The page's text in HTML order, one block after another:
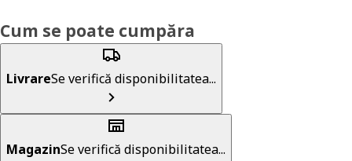
Cum se poate cumpăra
LivrareSe verifică disponibilitatea...
MagazinSe verifică disponibilitatea...